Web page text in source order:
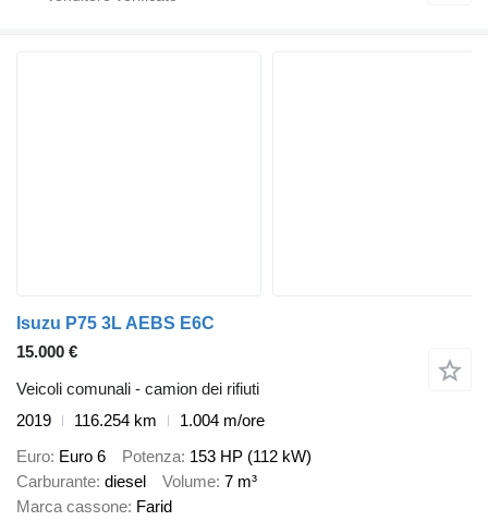
Isuzu P75 3L AEBS E6C
15.000 €
Veicoli comunali - camion dei rifiuti
2019
116.254 km
1.004 m/ore
Euro Euro 6 Potenza 153 HP (112 kW)
Carburante diesel Volume 7 m³
Marca cassone Farid